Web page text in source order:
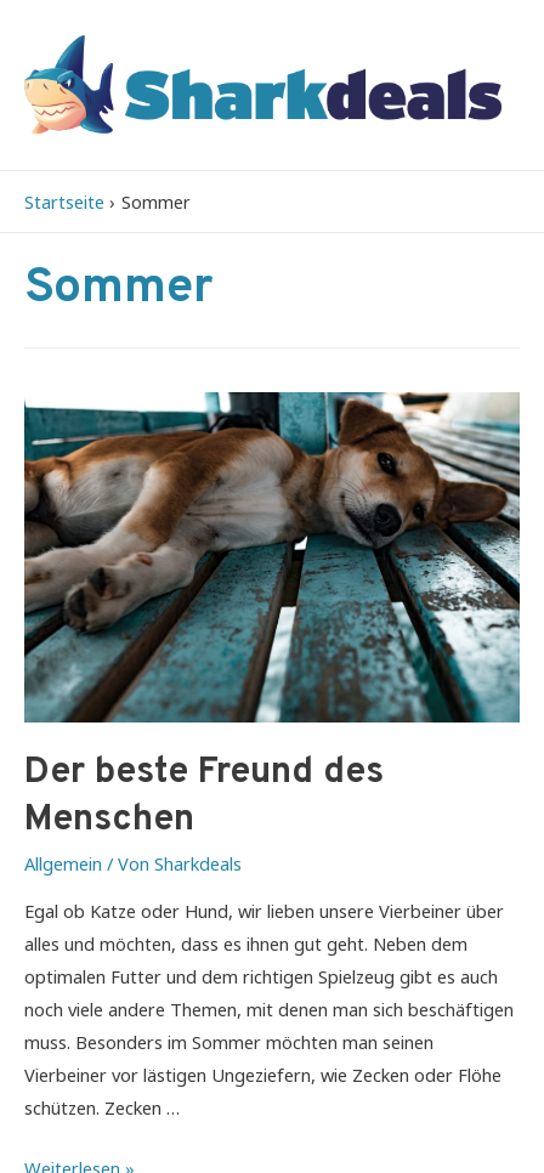
Startseite Sommer
Sommer
Der beste Freund des
Menschen
Allgemein / Von Sharkdeals
Egal ob Katze oder Hund, wir lieben unsere Vierbeiner über
alles und möchten, dass es ihnen gut geht. Neben dem
optimalen Futter und dem richtigen Spielzeug gibt es auch
noch viele andere Themen, mit denen man sich beschäftigen
muss. Besonders im Sommer möchten man seinen
Vierbeiner vor lästigen Ungeziefern, wie Zecken oder Flöhe
schützen. Zecken …
Der
Weiterlesen »